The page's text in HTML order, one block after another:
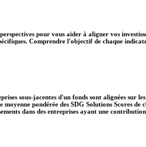
pour vous aider à aligner vos
Comprendre l'objectif de chaque
sous-jacentes d'un fonds sont alignées
moyenne pondérée des SDG Solutions
dans des entreprises ayant une